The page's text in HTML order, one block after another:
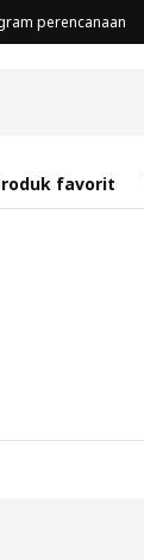
perencanaan
favorit